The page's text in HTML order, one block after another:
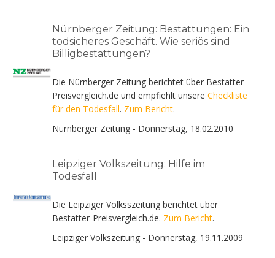
Nürnberger Zeitung: Bestattungen: Ein
todsicheres Geschäft. Wie seriös sind
Billigbestattungen?
Die Nürnberger Zeitung berichtet über Bestatter-
Preisvergleich.de und empfiehlt unsere Checkliste
für den Todesfall. Zum Bericht.
Nürnberger Zeitung - Donnerstag, 18.02.2010
Leipziger Volkszeitung: Hilfe im
Todesfall
Die Leipziger Volksszeitung berichtet über
Bestatter-Preisvergleich.de. Zum Bericht.
Leipziger Volkszeitung - Donnerstag, 19.11.2009